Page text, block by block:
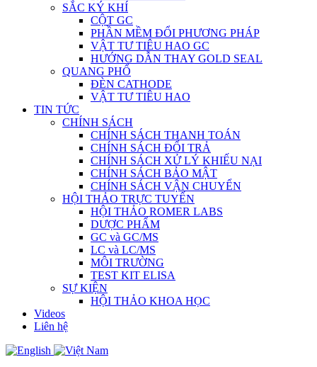
SẮC KÝ KHÍ
CỘT GC
PHẦN MỀM ĐỔI PHƯƠNG PHÁP
VẬT TƯ TIÊU HAO GC
HƯỚNG DẪN THAY GOLD SEAL
QUANG PHỔ
ĐÈN CATHODE
VẬT TƯ TIÊU HAO
TIN TỨC
CHÍNH SÁCH
CHÍNH SÁCH THANH TOÁN
CHÍNH SÁCH ĐỔI TRẢ
CHÍNH SÁCH XỬ LÝ KHIẾU NẠI
CHÍNH SÁCH BẢO MẬT
CHÍNH SÁCH VẬN CHUYỂN
HỘI THẢO TRỰC TUYẾN
HỘI THẢO ROMER LABS
DƯỢC PHẨM
GC và GC/MS
LC và LC/MS
MÔI TRƯỜNG
TEST KIT ELISA
SỰ KIỆN
HỘI THẢO KHOA HỌC
Videos
Liên hệ